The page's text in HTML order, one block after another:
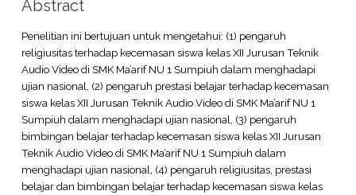
Abstract
Penelitian ini bertujuan untuk mengetahui: (1) pengaruh
religiusitas terhadap kecemasan siswa kelas XII Jurusan Teknik
Audio Video di SMK Ma’arif NU 1 Sumpiuh dalam menghadapi
ujian nasional, (2) pengaruh prestasi belajar terhadap kecemasan
siswa kelas XII Jurusan Teknik Audio Video di SMK Ma’arif NU 1
Sumpiuh dalam menghadapi ujian nasional, (3) pengaruh
bimbingan belajar terhadap kecemasan siswa kelas XII Jurusan
Teknik Audio Video di SMK Ma’arif NU 1 Sumpiuh dalam
menghadapi ujian nasional, (4) pengaruh religiusitas, prestasi
belajar dan bimbingan belajar terhadap kecemasan siswa kelas